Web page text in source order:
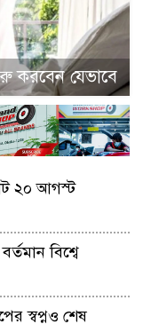
করবেন যেভাবে
২০ আগস্ট
বিশ্বে
স্বপ্নও শেষ